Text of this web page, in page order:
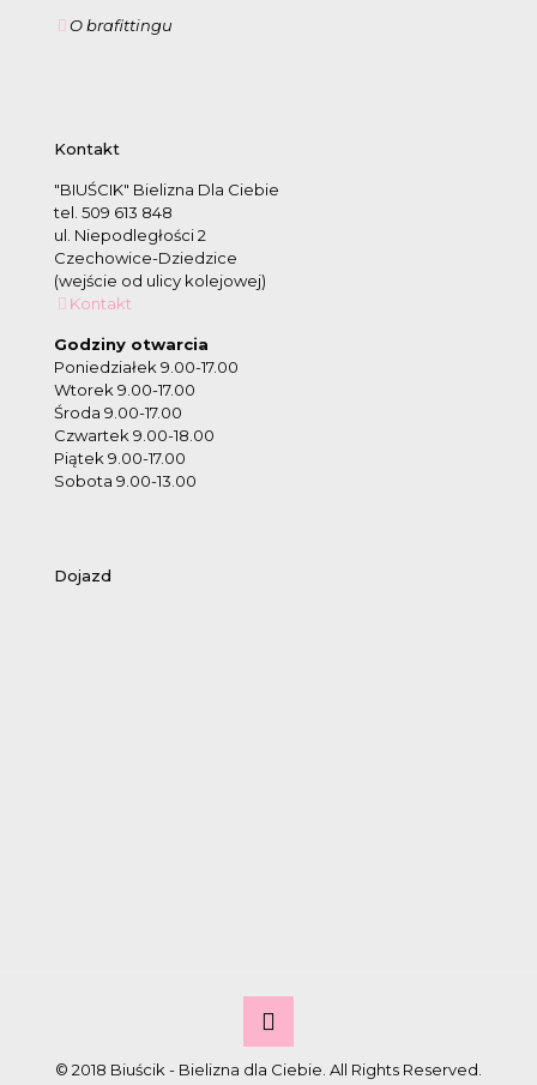
O brafittingu
Kontakt
"BIUŚCIK" Bielizna Dla Ciebie
tel. 509 613 848
ul. Niepodległości 2
Czechowice-Dziedzice
(wejście od ulicy kolejowej)
Kontakt
Godziny otwarcia
Poniedziałek 9.00-17.00
Wtorek 9.00-17.00
Środa 9.00-17.00
Czwartek 9.00-18.00
Piątek 9.00-17.00
Sobota 9.00-13.00
Dojazd
© 2018 Biuścik - Bielizna dla Ciebie. All Rights Reserved.